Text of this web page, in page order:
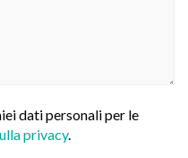
dati personali per le
privacy.